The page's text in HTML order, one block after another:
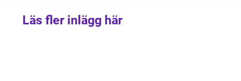
Läs fler inlägg här